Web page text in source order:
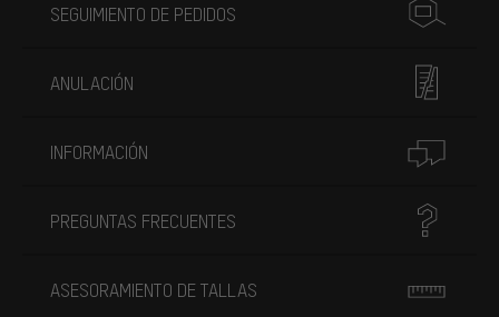
SEGUIMIENTO DE PEDIDOS
ANULACIÓN
INFORMACIÓN
PREGUNTAS FRECUENTES
ASESORAMIENTO DE TALLAS